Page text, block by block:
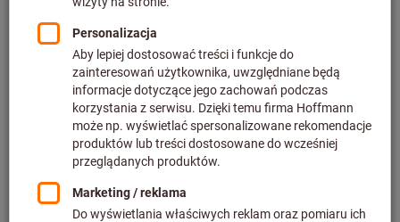
M1
M1,1 M1,2 M1,4 M1,6
M2,2 M2,3 M2,5 M2,6
M3,5 M4 M4,5
M8 M10 M12 M14 M16 M18